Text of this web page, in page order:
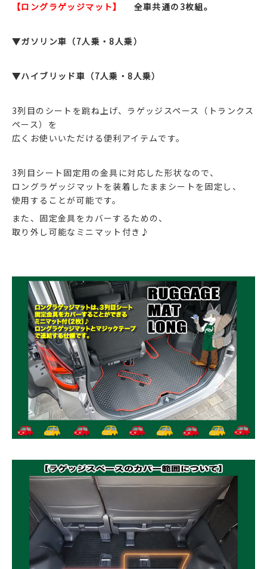
【ロングラゲッジマット】 全車共通の3枚組。
▼ガソリン車（7人乗・8人乗）
▼ハイブリッド車（7人乗・8人乗）
3列目のシートを跳ね上げ、ラゲッジスペース（トランクス
ペース）を
広くお使いいただける便利アイテムです。
3列目シート固定用の金具に対応した形状なので、
ロングラゲッジマットを装着したままシートを固定し、
使用することが可能です。
また、固定金具をカバーするための、
取り外し可能なミニマット付き♪